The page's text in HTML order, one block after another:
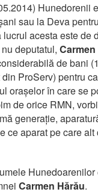
Hunedorenii
sau la Deva
lucrul acesta este de
deputatul, Carmen
de bani
ProServ) pentru
orașelor în care se
de orice RMN,
generație,
ce aparat pe care alt
Hunedoarenilor
Carmen Hărău.